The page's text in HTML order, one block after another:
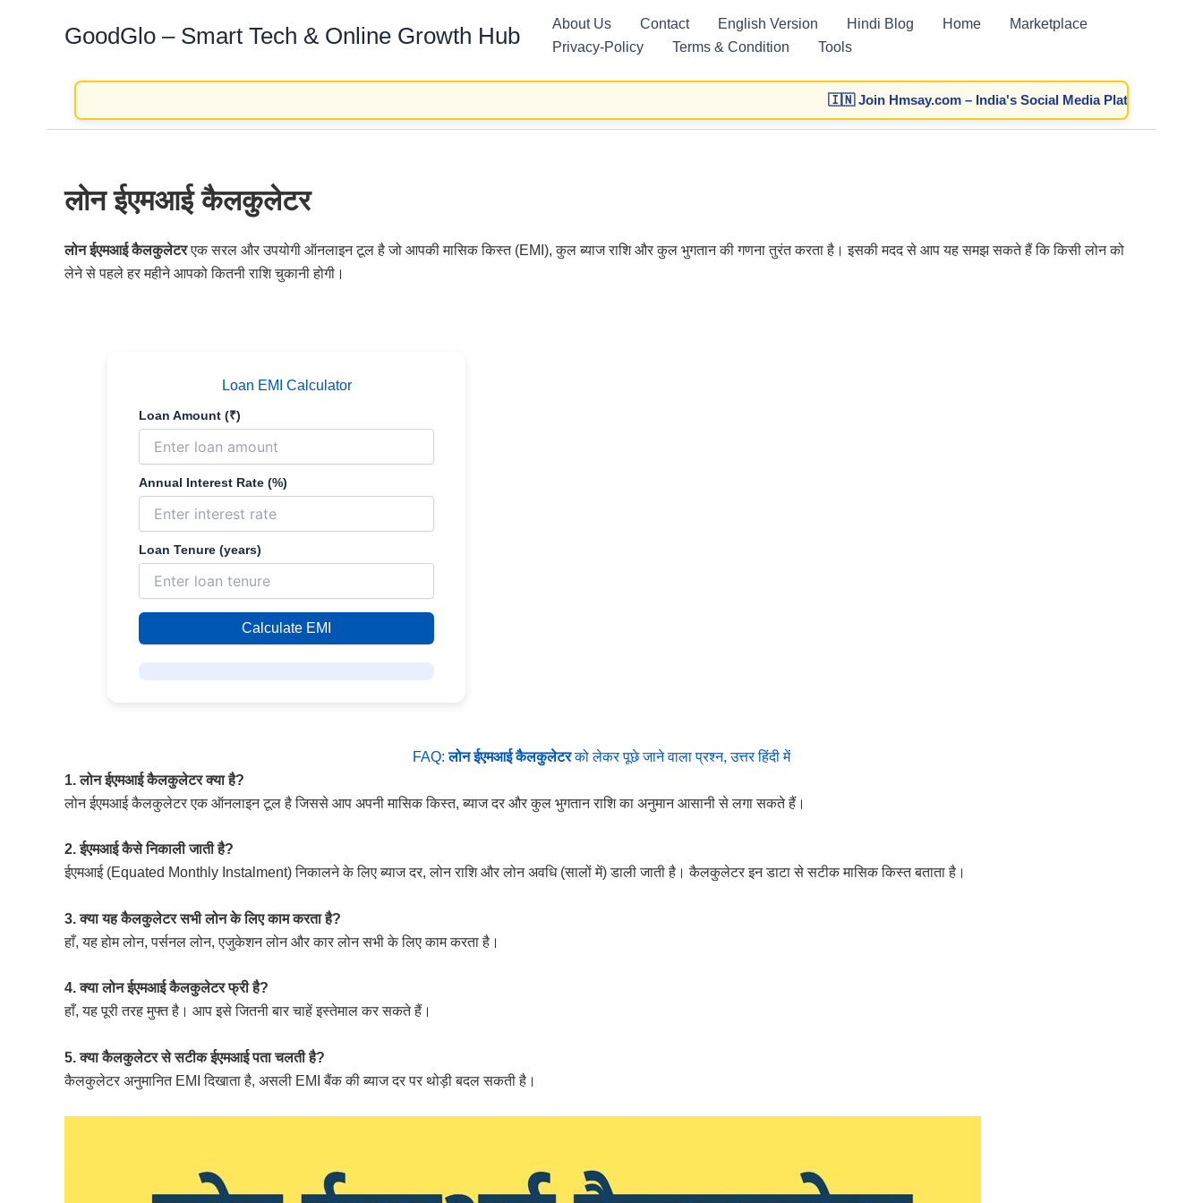
GoodGlo – Smart Tech & Online Growth Hub About Us Contact English Version Hindi Blog Home
Marketplace
Privacy-Policy
Terms & Condition Tools
लोन ईएमआई कैलकुलेटर
लोन ईएमआई कैलकुलेटरएक सरल और उपयोगी ऑनलाइन टूल है जो आपकी मासिक किस्त (EMI), कुल ब्याज राशि और कुल भुगतान की गणना तुरंत करता है। इसकी मदद से आप यह समझ सकते हैं कि किसी लोन को
लेने से पहले हर महीने आपको कितनी राशि चुकानी होगी।
Loan EMI Calculator
Loan Amount (₹)
Annual Interest Rate (%)
Loan Tenure (years)
Calculate EMI
FAQ:लोन ईएमआई कैलकुलेटरको लेकर पूछे जाने वाला प्रश्न, उत्तर हिंदी में
1. लोन ईएमआई कैलकुलेटर क्या है?
लोन ईएमआई कैलकुलेटर एक ऑनलाइन टूल है जिससे आप अपनी मासिक किस्त, ब्याज दर और कुल भुगतान राशि का अनुमान आसानी से लगा सकते हैं।
2. ईएमआई कैसे निकाली जाती है?
ईएमआई (Equated Monthly Instalment) निकालने के लिए ब्याज दर, लोन राशि और लोन अवधि (सालों में) डाली जाती है। कैलकुलेटर इन डाटा से सटीक मासिक किस्त बताता है।
3. क्या यह कैलकुलेटर सभी लोन के लिए काम करता है?
हाँ, यह होम लोन, पर्सनल लोन, एजुकेशन लोन और कार लोन सभी के लिए काम करता है।
4. क्या लोन ईएमआई कैलकुलेटर फ्री है?
हाँ, यह पूरी तरह मुफ्त है। आप इसे जितनी बार चाहें इस्तेमाल कर सकते हैं।
5. क्या कैलकुलेटर से सटीक ईएमआई पता चलती है?
कैलकुलेटर अनुमानित EMI दिखाता है, असली EMI बैंक की ब्याज दर पर थोड़ी बदल सकती है।